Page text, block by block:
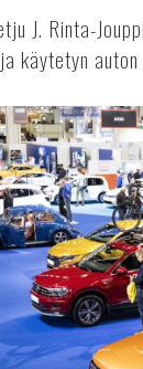
J. Rinta-
käytetyn auton